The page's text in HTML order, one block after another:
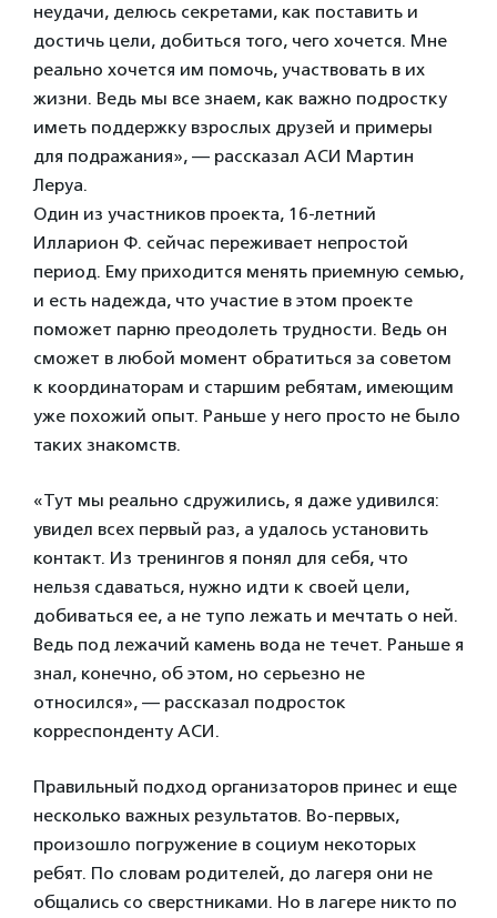
неудачи, делюсь секретами, как поставить и
достичь цели, добиться того, чего хочется. Мне
реально хочется им помочь, участвовать в их
жизни. Ведь мы все знаем, как важно подростку
иметь поддержку взрослых друзей и примеры
для подражания», — рассказал АСИ Мартин
Леруа.
Один из участников проекта, 16-летний
Илларион Ф. сейчас переживает непростой
период. Ему приходится менять приемную семью,
и есть надежда, что участие в этом проекте
поможет парню преодолеть трудности. Ведь он
сможет в любой момент обратиться за советом
к координаторам и старшим ребятам, имеющим
уже похожий опыт. Раньше у него просто не было
таких знакомств.
«Тут мы реально сдружились, я даже удивился:
увидел всех первый раз, а удалось установить
контакт. Из тренингов я понял для себя, что
нельзя сдаваться, нужно идти к своей цели,
добиваться ее, а не тупо лежать и мечтать о ней.
Ведь под лежачий камень вода не течет. Раньше я
знал, конечно, об этом, но серьезно не
относился», — рассказал подросток
корреспонденту АСИ.
Правильный подход организаторов принес и еще
несколько важных результатов. Во-первых,
произошло погружение в социум некоторых
ребят. По словам родителей, до лагеря они не
общались со сверстниками. Но в лагере никто по